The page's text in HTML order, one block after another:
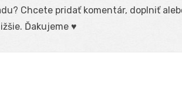
Chcete pridať komentár, doplniť
Ďakujeme ♥